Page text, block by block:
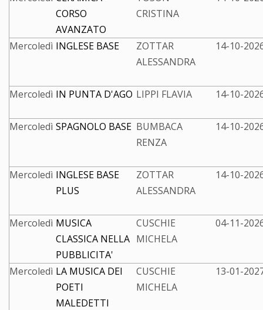
CORSO
AVANZATO
CRISTINA
Mercoledì INGLESE BASE
ZOTTAR
ALESSANDRA
14-10-
Mercoledì IN PUNTA D'AGO LIPPI FLAVIA 14-10-
Mercoledì SPAGNOLO BASE BUMBACA
RENZA
14-10-
Mercoledì INGLESE BASE
PLUS
ZOTTAR
ALESSANDRA
14-10-
Mercoledì MUSICA
CLASSICA NELLA
PUBBLICITA'
CUSCHIE
MICHELA
04-11-
Mercoledì LA MUSICA DEI
POETI
MALEDETTI
CUSCHIE
MICHELA
13-01-